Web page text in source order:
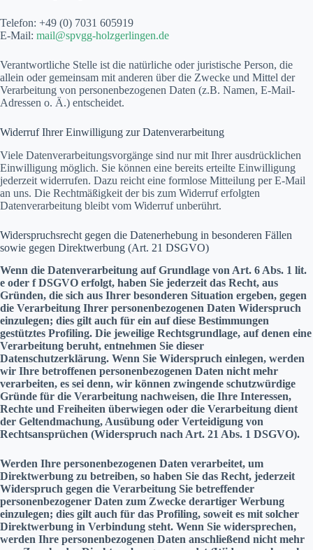
Telefon: +49 (0) 7031 605919
E-Mail: mail@spvgg-holzgerlingen.de
Verantwortliche Stelle ist die natürliche oder juristische Person, die
allein oder gemeinsam mit anderen über die Zwecke und Mittel der
Verarbeitung von personenbezogenen Daten (z.B. Namen, E-Mail-
Adressen o. Ä.) entscheidet.
Widerruf Ihrer Einwilligung zur Datenverarbeitung
Viele Datenverarbeitungsvorgänge sind nur mit Ihrer ausdrücklichen
Einwilligung möglich. Sie können eine bereits erteilte Einwilligung
jederzeit widerrufen. Dazu reicht eine formlose Mitteilung per E-Mail
an uns. Die Rechtmäßigkeit der bis zum Widerruf erfolgten
Datenverarbeitung bleibt vom Widerruf unberührt.
Widerspruchsrecht gegen die Datenerhebung in besonderen Fällen
sowie gegen Direktwerbung (Art. 21 DSGVO)
Wenn die Datenverarbeitung auf Grundlage von Art. 6 Abs. 1 lit.
e oder f DSGVO erfolgt, haben Sie jederzeit das Recht, aus
Gründen, die sich aus Ihrer besonderen Situation ergeben, gegen
die Verarbeitung Ihrer personenbezogenen Daten Widerspruch
einzulegen; dies gilt auch für ein auf diese Bestimmungen
gestütztes Profiling. Die jeweilige Rechtsgrundlage, auf denen eine
Verarbeitung beruht, entnehmen Sie dieser
Datenschutzerklärung. Wenn Sie Widerspruch einlegen, werden
wir Ihre betroffenen personenbezogenen Daten nicht mehr
verarbeiten, es sei denn, wir können zwingende schutzwürdige
Gründe für die Verarbeitung nachweisen, die Ihre Interessen,
Rechte und Freiheiten überwiegen oder die Verarbeitung dient
der Geltendmachung, Ausübung oder Verteidigung von
Rechtsansprüchen (Widerspruch nach Art. 21 Abs. 1 DSGVO).
Werden Ihre personenbezogenen Daten verarbeitet, um
Direktwerbung zu betreiben, so haben Sie das Recht, jederzeit
Widerspruch gegen die Verarbeitung Sie betreffender
personenbezogener Daten zum Zwecke derartiger Werbung
einzulegen; dies gilt auch für das Profiling, soweit es mit solcher
Direktwerbung in Verbindung steht. Wenn Sie widersprechen,
werden Ihre personenbezogenen Daten anschließend nicht mehr